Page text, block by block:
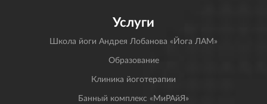
Услуги
Школа йоги Андрея Лобанова «Йога ЛАМ»
Образование
Клиника йоготерапии
Банный комплекс «МиРАйЯ»